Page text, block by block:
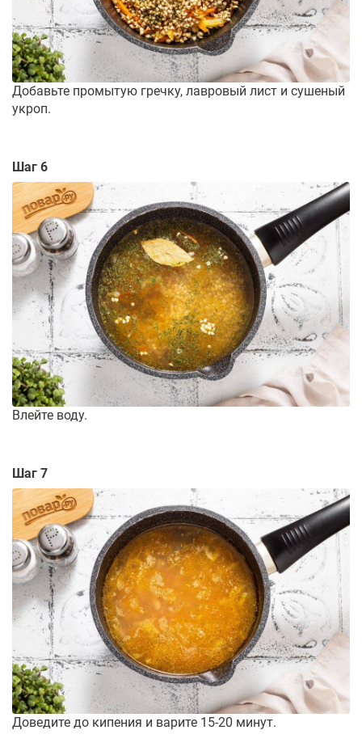
Добавьте промытую гречку, лавровый лист и сушеный
укроп.
Шаг 6
Влейте воду.
Шаг 7
Доведите до кипения и варите 15-20 минут.